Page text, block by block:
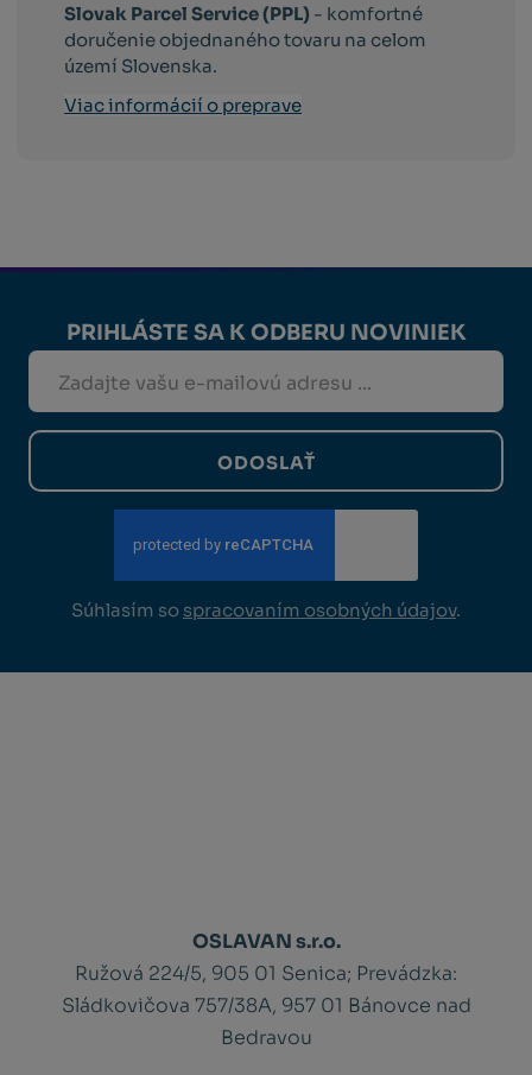
Slovak Parcel Service (PPL) - komfortné
doručenie objednaného tovaru na celom
území Slovenska.
Viac informácií o preprave
PRIHLÁSTE SA K ODBERU NOVINIEK
ODOSLAŤ
Súhlasím so spracovaním osobných údajov.
OSLAVAN s.r.o.
Ružová 224/5, 905 01 Senica; Prevádzka:
Sládkovičova 757/38A, 957 01 Bánovce nad
Bedravou